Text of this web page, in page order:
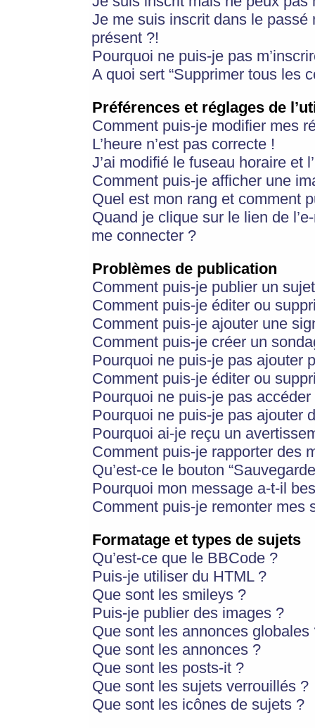
Je me suis inscrit dans le
présent ?!
Pourquoi ne puis-je pas
A quoi sert “Supprimer tous les
Préférences et réglages de
Comment puis-je modifier mes
L’heure n’est pas correcte !
J’ai modifié le fuseau horaire et
Comment puis-je afficher une
Quel est mon rang et comment
Quand je clique sur le lien de
me connecter ?
Problèmes de publication
Comment puis-je publier un
Comment puis-je éditer ou
Comment puis-je ajouter une
Comment puis-je créer un
Pourquoi ne puis-je pas ajouter
Comment puis-je éditer ou
Pourquoi ne puis-je pas
Pourquoi ne puis-je pas ajouter
Pourquoi ai-je reçu un
Comment puis-je rapporter des
Qu’est-ce le bouton
Pourquoi mon message a-t-il
Comment puis-je remonter mes
Formatage et types de sujets
Qu’est-ce que le BBCode ?
Puis-je utiliser du HTML ?
Que sont les smileys ?
Puis-je publier des images ?
Que sont les annonces globales
Que sont les annonces ?
Que sont les posts-it ?
Que sont les sujets verrouillés ?
Que sont les icônes de sujets ?